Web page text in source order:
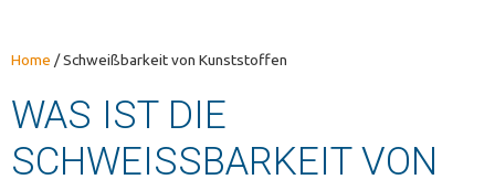
Home /Schweißbarkeit von Kunststoffen
WAS IST DIE
SCHWEISSBARKEIT VON K